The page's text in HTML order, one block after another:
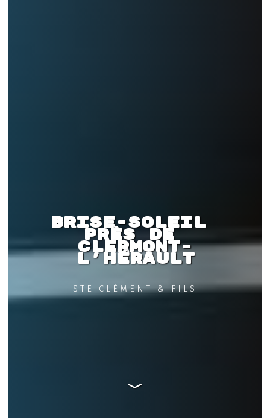
Brise-soleil
près de
Clermont-
l'Hérault
STE CLÉMENT & FILS